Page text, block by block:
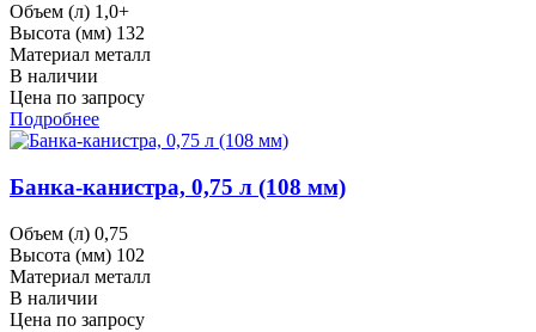
Объем (л) 1,0+
Высота (мм) 132
Материал металл
В наличии
Цена по запросу
Подробнее
Банка-канистра, 0,75 л (108 мм)
Объем (л) 0,75
Высота (мм) 102
Материал металл
В наличии
Цена по запросу